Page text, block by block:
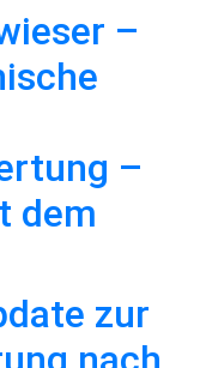
–
–
dem
zur